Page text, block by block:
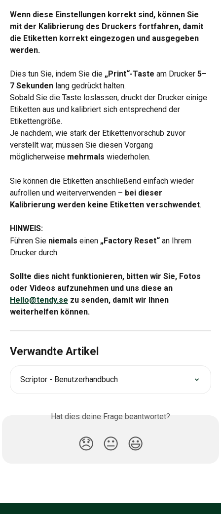
Wenn diese Einstellungen korrekt sind, können Sie
mit der Kalibrierung des Druckers fortfahren, damit
die Etiketten korrekt eingezogen und ausgegeben
werden.
Dies tun Sie, indem Sie die „Print“-Taste am Drucker 5–
7 Sekunden lang gedrückt halten.
Sobald Sie die Taste loslassen, druckt der Drucker einige
Etiketten aus und kalibriert sich entsprechend der
Etikettengröße.
Je nachdem, wie stark der Etikettenvorschub zuvor
verstellt war, müssen Sie diesen Vorgang
möglicherweise mehrmals wiederholen.
Sie können die Etiketten anschließend einfach wieder
aufrollen und weiterverwenden – bei dieser
Kalibrierung werden keine Etiketten verschwendet.
HINWEIS:
Führen Sie niemals einen „Factory Reset“ an Ihrem
Drucker durch.
Sollte dies nicht funktionieren, bitten wir Sie, Fotos
oder Videos aufzunehmen und uns diese an
Hello@tendy.se zu senden, damit wir Ihnen
weiterhelfen können.
Verwandte Artikel
Scriptor - Benutzerhandbuch
Hat dies deine Frage beantwortet?
😞 😐 😃